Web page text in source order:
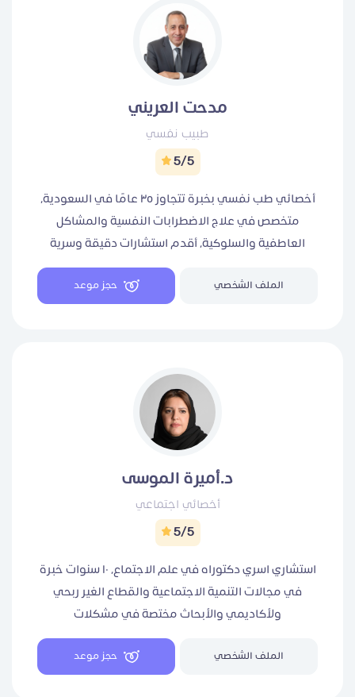
مدحت العريني
طبيب نفسي
5/5
أخصائي طب نفسي بخبرة تتجاوز ٣٥ عامًا في السعودية،
متخصص في علاج الاضطرابات النفسية والمشاكل
العاطفية والسلوكية، أقدم استشارات دقيقة وسرية
مبنية على أسس علمية حديثة.
الملف الشخصي حجز موعد
د.أميرة الموسى
أخصائي اجتماعي
5/5
استشاري اسري دكتوراه في علم الاجتماع، ١٠ سنوات خبرة
في مجالات التنمية الاجتماعية والقطاع الغير ربحي
ولأكاديمي والأبحاث مختصة في مشكلات
الزواج،مشكلات المراهقين،العنف، مشكلات الانفصال
والطلاق. كو خصم العملاء الجدد | AMI العملاء العائدين |
الملف الشخصي حجز موعد